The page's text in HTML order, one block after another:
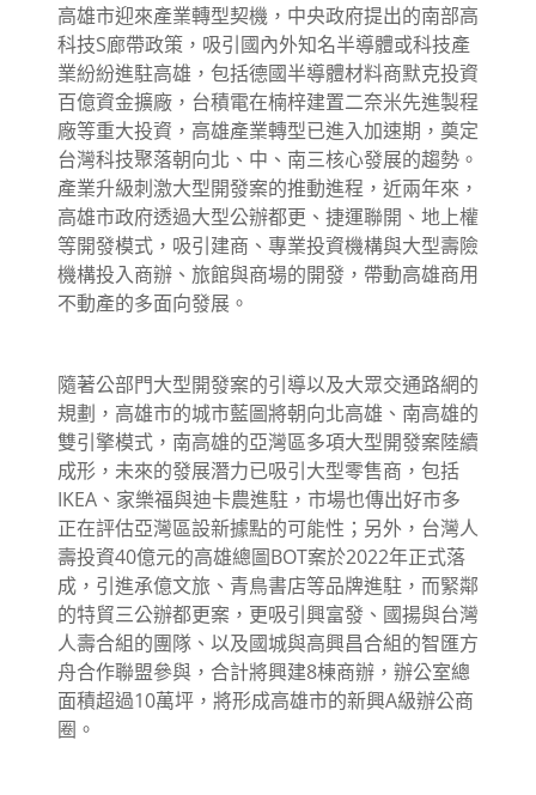
高雄市迎來產業轉型契機，中央政府提出的南部高
科技S廊帶政策，吸引國內外知名半導體或科技產
業紛紛進駐高雄，包括德國半導體材料商默克投資
百億資金擴廠，台積電在楠梓建置二奈米先進製程
廠等重大投資，高雄產業轉型已進入加速期，奠定
台灣科技聚落朝向北、中、南三核心發展的趨勢。
產業升級刺激大型開發案的推動進程，近兩年來，
高雄市政府透過大型公辦都更、捷運聯開、地上權
等開發模式，吸引建商、專業投資機構與大型壽險
機構投入商辦、旅館與商場的開發，帶動高雄商用
不動產的多面向發展。
隨著公部門大型開發案的引導以及大眾交通路網的
規劃，高雄市的城市藍圖將朝向北高雄、南高雄的
雙引擎模式，南高雄的亞灣區多項大型開發案陸續
成形，未來的發展潛力已吸引大型零售商，包括
IKEA、家樂福與迪卡農進駐，市場也傳出好市多
正在評估亞灣區設新據點的可能性；另外，台灣人
壽投資40億元的高雄總圖BOT案於2022年正式落
成，引進承億文旅、青鳥書店等品牌進駐，而緊鄰
的特貿三公辦都更案，更吸引興富發、國揚與台灣
人壽合組的團隊、以及國城與高興昌合組的智匯方
舟合作聯盟參與，合計將興建8棟商辦，辦公室總
面積超過10萬坪，將形成高雄市的新興A級辦公商
圈。